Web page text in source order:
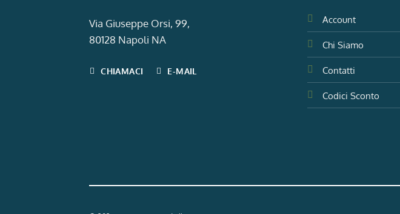
Via Giuseppe Orsi, 99,
80128 Napoli NA
CHIAMACI E-MAIL
Account
Chi Siamo
Contatti
Codici Sconto